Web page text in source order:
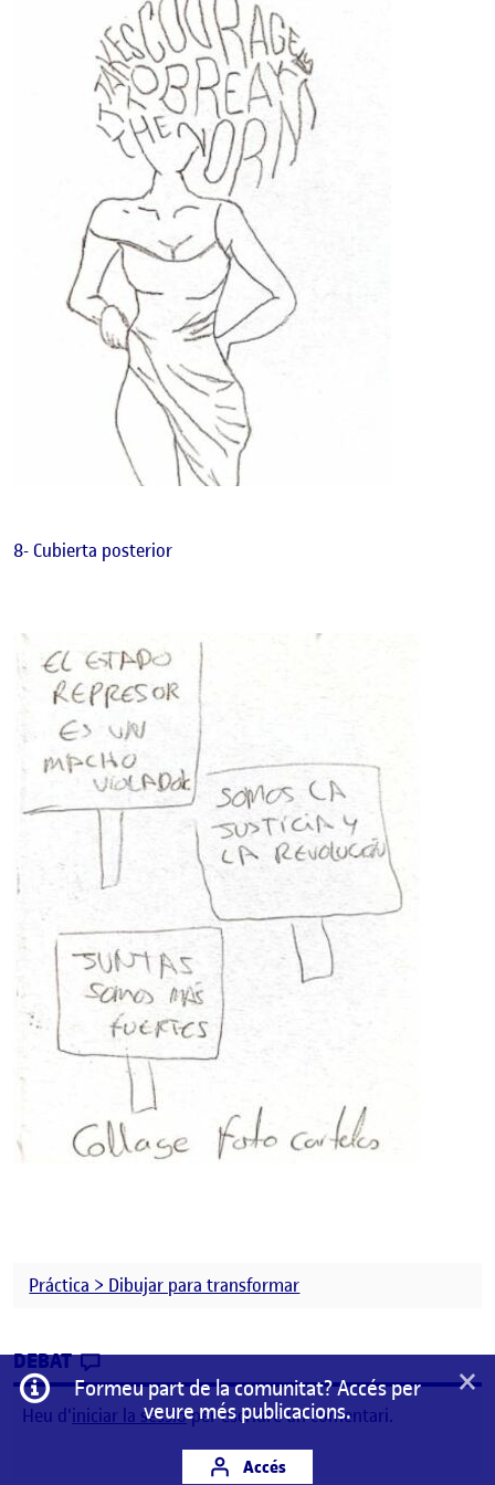
8- Cubierta posterior
Práctica > Dibujar para transformar
DEBAT CONTRIBUTION
0
EL PRE-ENTREGA DIBUJAR PARA
Heu d'iniciar la sessióper escriure un comentari.
Informació
Formeu part de la comunitat? Accés per
veure més publicacions.
Accés
×